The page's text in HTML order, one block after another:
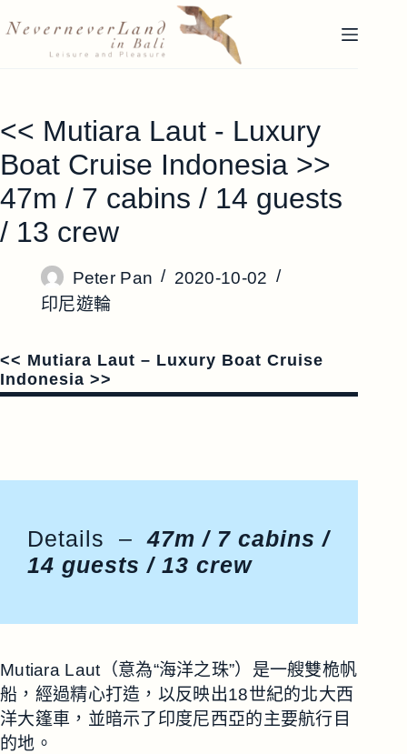
至
容
<< Mutiara Laut - Luxury
Boat Cruise Indonesia >>
47m / 7 cabins / 14 guests
/ 13 crew
Peter Pan
2020-10-02
印尼遊輪
<< Mutiara Laut – Luxury Boat Cruise
Indonesia >>
Details –47m / 7 cabins /
14 guests / 13 crew
Mutiara Laut（意為“海洋之珠”）是一艘雙桅帆
船，經過精心打造，以反映出18世紀的北大西
洋大篷車，並暗示了印度尼西亞的主要航行目
的地。